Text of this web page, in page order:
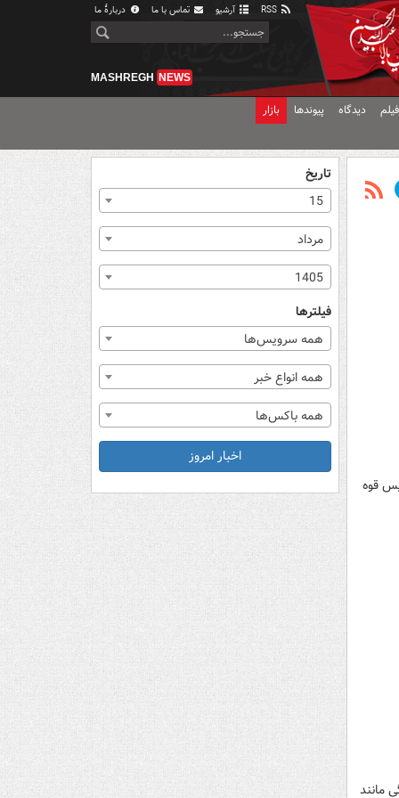
آرشیو تماس با ما دربارهٔ ما
MASHREGH NEWS
دیدگاه پیوندها بازار
رئیس قوه
مانند
تاریخ
15
مرداد
1405
فیلترها
همه سرویس‌ها
همه انواع خبر
همه باکس‌ها
اخبار امروز